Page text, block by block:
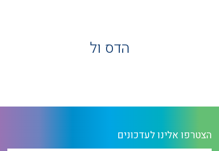
הדס ול
הצטרפו אלינו לעדכונים